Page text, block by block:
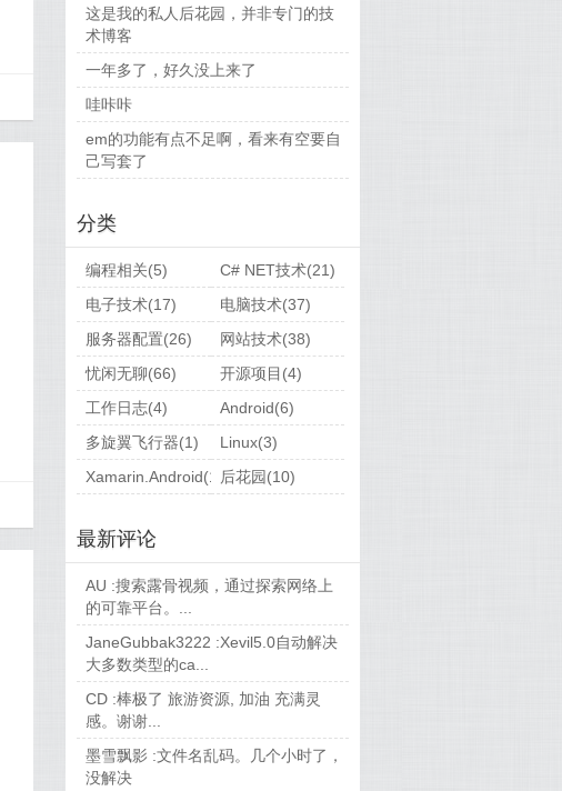
这是我的私人后花园，并非专门的技
术博客
一年多了，好久没上来了
哇咔咔
em的功能有点不足啊，看来有空要自
己写套了
分类
编程相关(5)
C# NET技术(21)
电子技术(17)
电脑技术(37)
服务器配置(26)
网站技术(38)
忧闲无聊(66)
开源项目(4)
工作日志(4)
Android(6)
多旋翼飞行器(1)
Linux(3)
Xamarin.Android(1)后花园(10)
最新评论
AU :搜索露骨视频，通过探索网络上
的可靠平台。...
JaneGubbak3222 :Xevil5.0自动解决
大多数类型的ca...
CD :棒极了 旅游资源, 加油 充满灵
感。谢谢...
墨雪飘影 :文件名乱码。几个小时了，
没解决